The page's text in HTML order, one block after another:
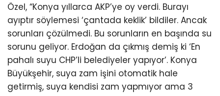
Özel, “Konya yıllarca AKP’ye oy verdi. Burayı
ayıptır söylemesi ‘çantada keklik’ bildiler. Ancak
sorunları çözülmedi. Bu sorunların en başında su
sorunu geliyor. Erdoğan da çıkmış demiş ki ‘En
pahalı suyu CHP’li belediyeler yapıyor’. Konya
Büyükşehir, suya zam işini otomatik hale
getirmiş, suya kendisi zam yapmıyor ama 3